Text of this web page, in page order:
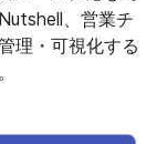
、営業チ
理・可視化する